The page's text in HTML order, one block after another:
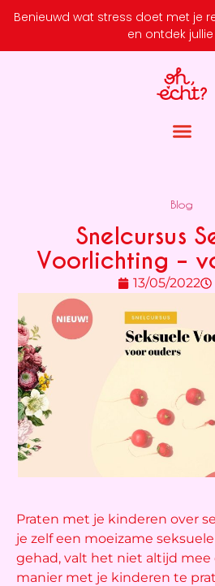
Benieuwd wat stress doet met je
en ontdek jullie
Blog
Snelcursus
Voorlichting –
13/05/2022
Praten met je kinderen over
je zelf een moeizame
gehad, valt het niet altijd mee
manier met je kinderen te